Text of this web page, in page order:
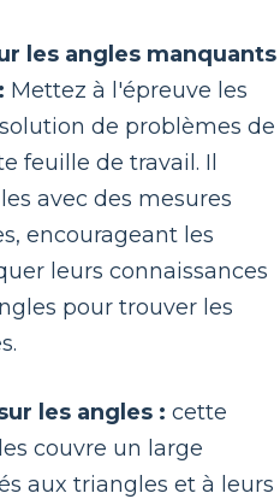
les angles manquants
Mettez à l'épreuve les
de problèmes de
feuille de travail. Il
avec des mesures
encourageant les
leurs connaissances
pour trouver les
les angles : cette
couvre un large
aux triangles et à leurs